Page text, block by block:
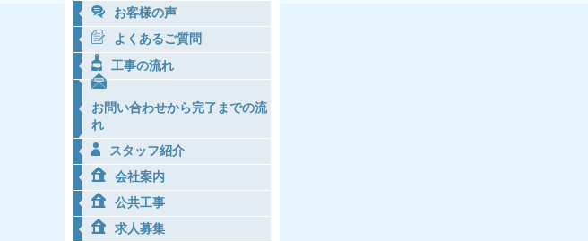
お客様の声
よくあるご質問
工事の流れ
お問い合わせから完了までの流
れ
スタッフ紹介
会社案内
公共工事
求人募集